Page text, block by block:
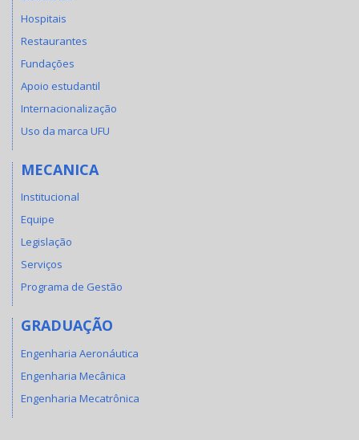
Hospitais
Restaurantes
Fundações
Apoio estudantil
Internacionalização
Uso da marca UFU
MECANICA
Institucional
Equipe
Legislação
Serviços
Programa de Gestão
GRADUAÇÃO
Engenharia Aeronáutica
Engenharia Mecânica
Engenharia Mecatrônica